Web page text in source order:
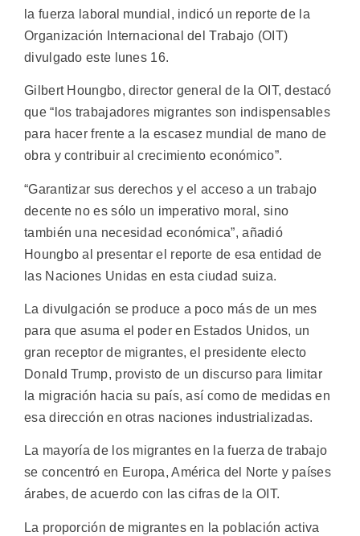
la fuerza laboral mundial, indicó un reporte de la
Organización Internacional del Trabajo (OIT)
divulgado este lunes 16.
Gilbert Houngbo, director general de la OIT, destacó
que “los trabajadores migrantes son indispensables
para hacer frente a la escasez mundial de mano de
obra y contribuir al crecimiento económico”.
“Garantizar sus derechos y el acceso a un trabajo
decente no es sólo un imperativo moral, sino
también una necesidad económica”, añadió
Houngbo al presentar el reporte de esa entidad de
las Naciones Unidas en esta ciudad suiza.
La divulgación se produce a poco más de un mes
para que asuma el poder en Estados Unidos, un
gran receptor de migrantes, el presidente electo
Donald Trump, provisto de un discurso para limitar
la migración hacia su país, así como de medidas en
esa dirección en otras naciones industrializadas.
La mayoría de los migrantes en la fuerza de trabajo
se concentró en Europa, América del Norte y países
árabes, de acuerdo con las cifras de la OIT.
La proporción de migrantes en la población activa